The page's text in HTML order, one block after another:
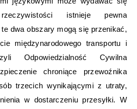
istnieje pewna
dwa obszary mogą się przenikać,
międzynarodowego transportu i
Odpowiedzialność Cywilna
chroniące przewoźnika
trzecich wynikającymi z utraty,
w dostarczeniu przesyłki. W